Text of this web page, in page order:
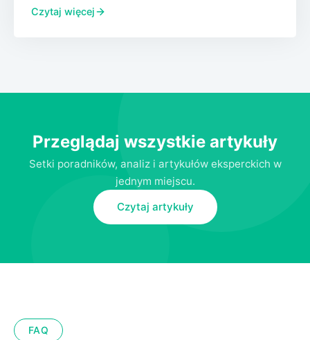
Czytaj więcej
Przeglądaj wszystkie artykuły
Setki poradników, analiz i artykułów eksperckich w
jednym miejscu.
Czytaj artykuły
FAQ